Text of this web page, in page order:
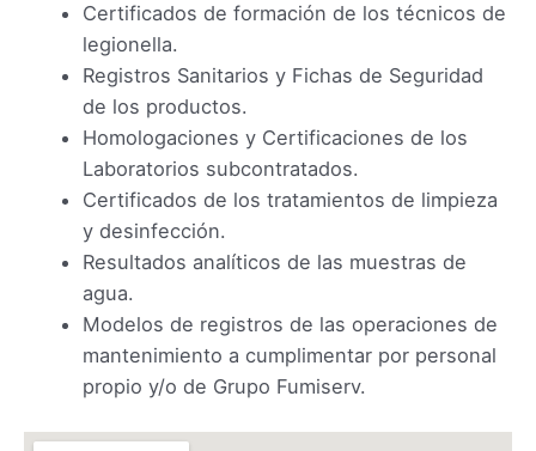
Certificados de formación de los técnicos de
legionella.
Registros Sanitarios y Fichas de Seguridad
de los productos.
Homologaciones y Certificaciones de los
Laboratorios subcontratados.
Certificados de los tratamientos de limpieza
y desinfección.
Resultados analíticos de las muestras de
agua.
Modelos de registros de las operaciones de
mantenimiento a cumplimentar por personal
propio y/o de Grupo Fumiserv.